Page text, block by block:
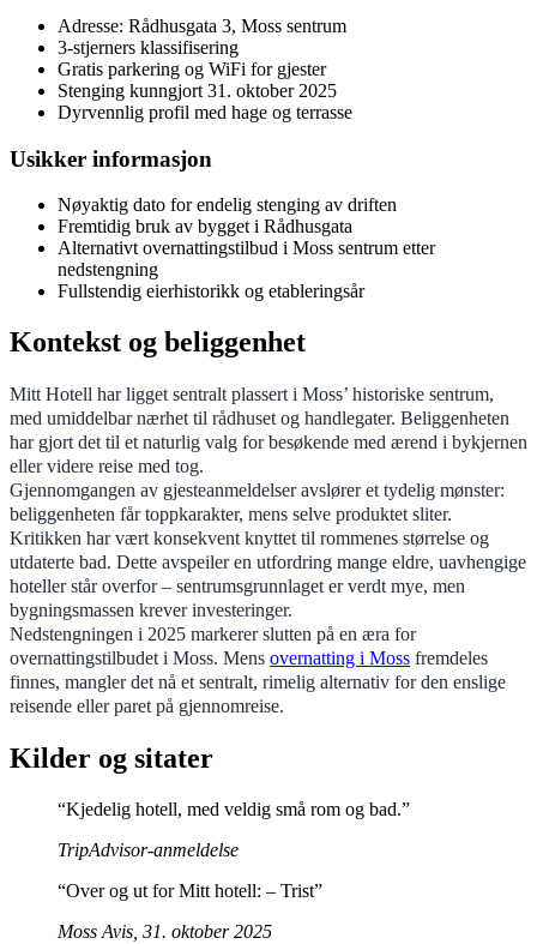
Adresse: Rådhusgata 3, Moss sentrum
3-stjerners klassifisering
Gratis parkering og WiFi for gjester
Stenging kunngjort 31. oktober 2025
Dyrvennlig profil med hage og terrasse
Usikker informasjon
Nøyaktig dato for endelig stenging av driften
Fremtidig bruk av bygget i Rådhusgata
Alternativt overnattingstilbud i Moss sentrum etter
nedstengning
Fullstendig eierhistorikk og etableringsår
Kontekst og beliggenhet
Mitt Hotell har ligget sentralt plassert i Moss’ historiske sentrum,
med umiddelbar nærhet til rådhuset og handlegater. Beliggenheten
har gjort det til et naturlig valg for besøkende med ærend i bykjernen
eller videre reise med tog.
Gjennomgangen av gjesteanmeldelser avslører et tydelig mønster:
beliggenheten får toppkarakter, mens selve produktet sliter.
Kritikken har vært konsekvent knyttet til rommenes størrelse og
utdaterte bad. Dette avspeiler en utfordring mange eldre, uavhengige
hoteller står overfor – sentrumsgrunnlaget er verdt mye, men
bygningsmassen krever investeringer.
Nedstengningen i 2025 markerer slutten på en æra for
overnattingstilbudet i Moss. Mens overnatting i Moss fremdeles
finnes, mangler det nå et sentralt, rimelig alternativ for den enslige
reisende eller paret på gjennomreise.
Kilder og sitater
“Kjedelig hotell, med veldig små rom og bad.”
TripAdvisor-anmeldelse
“Over og ut for Mitt hotell: – Trist”
Moss Avis, 31. oktober 2025